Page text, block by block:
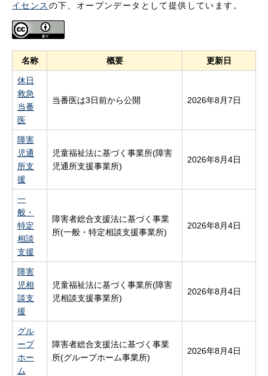
イセンス の下、オープンデータとして提供しています。
名称 概要 更新日
休日
救急
当番
医
当番医は3日前から公開 2026年8月7日
障害
児通
所支
援
児童福祉法に基づく事業所(障害
児通所支援事業所)
2026年8月4日
一
般・
特定
相談
支援
障害者総合支援法に基づく事業
所(一般・特定相談支援事業所)
2026年8月4日
障害
児相
談支
援
児童福祉法に基づく事業所(障害
児相談支援事業所)
2026年8月4日
グル
ープ
ホー
ム
障害者総合支援法に基づく事業
所(グループホーム事業所)
2026年8月4日